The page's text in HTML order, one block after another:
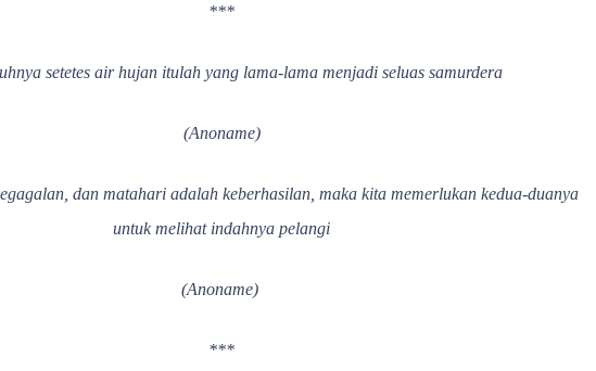
***
setetes air hujan itulah yang lama-lama menjadi seluas samurdera
(Anoname)
dan matahari adalah keberhasilan, maka kita memerlukan kedua-duanya
untuk melihat indahnya pelangi
(Anoname)
***